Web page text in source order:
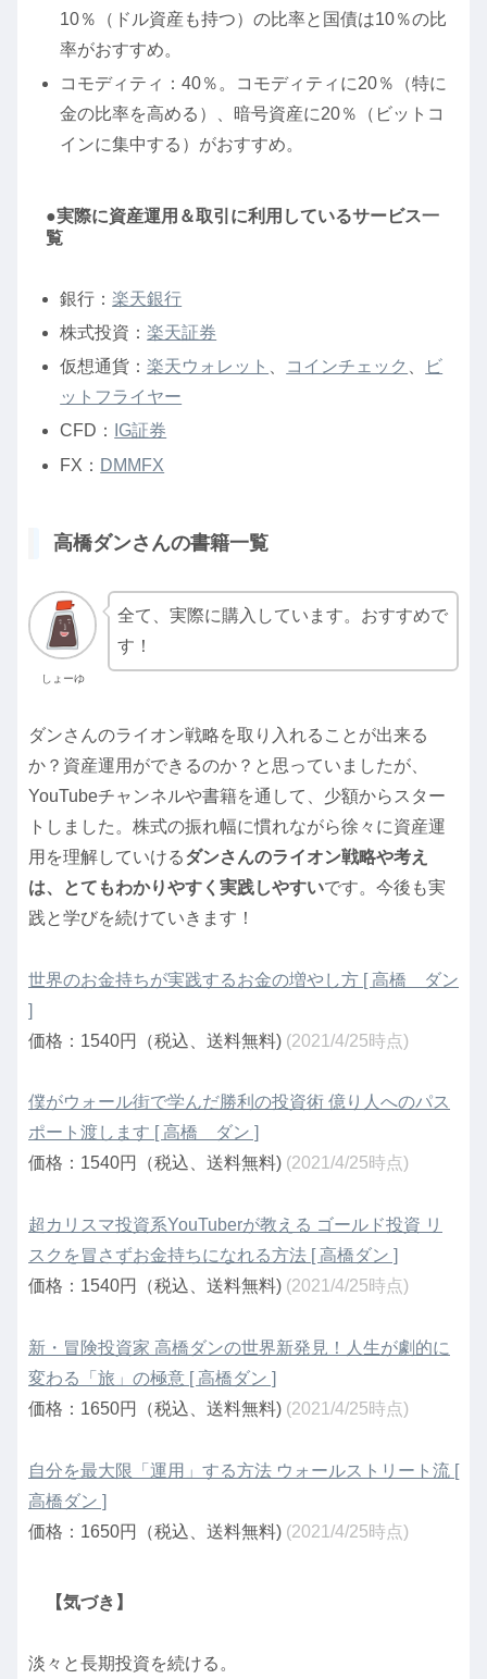
10％（ドル資産も持つ）の比率と国債は10％の比
率がおすすめ。
コモディティ：40％。コモディティに20％（特に
金の比率を高める）、暗号資産に20％（ビットコ
インに集中する）がおすすめ。
●実際に資産運用＆取引に利用しているサービス一
覧
銀行：楽天銀行
株式投資：楽天証券
仮想通貨：楽天ウォレット コインチェック
ビ
ットフライヤー
CFD：
IG証券
FX： DMMFX
高橋ダンさんの書籍一覧
しょーゆ
全て、実際に購入しています。おすすめで
す！
ダンさんのライオン戦略を取り入れることが出来る
か？資産運用ができるのか？と思っていましたが、
YouTubeチャンネルや書籍を通して、少額からスター
トしました。株式の振れ幅に慣れながら徐々に資産運
用を理解していけるダンさんのライオン戦略や考え
は、とてもわかりやすく実践しやすいです。今後も実
践と学びを続けていきます！
世界のお金持ちが実践するお金の増やし方 [ 高橋 ダン
]
価格：1540円（税込、送料無料) (2021/4/25時点)
僕がウォール街で学んだ勝利の投資術 億り人へのパス
ポート渡します [ 高橋 ダン ]
価格：1540円（税込、送料無料) (2021/4/25時点)
超カリスマ投資系YouTuberが教える ゴールド投資 リ
スクを冒さずお金持ちになれる方法 [ 高橋ダン ]
価格：1540円（税込、送料無料) (2021/4/25時点)
新・冒険投資家 高橋ダンの世界新発見！人生が劇的に
変わる「旅」の極意 [ 高橋ダン ]
価格：1650円（税込、送料無料) (2021/4/25時点)
自分を最大限「運用」する方法 ウォールストリート流 [
高橋ダン ]
価格：1650円（税込、送料無料) (2021/4/25時点)
【気づき】
淡々と長期投資を続ける。